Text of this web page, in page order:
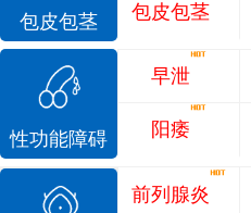
包皮包茎 包皮包茎
性功能障碍
早泄
阳痿
前列腺炎